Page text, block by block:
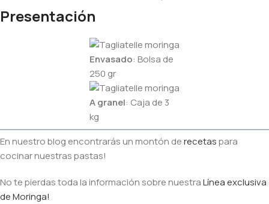
Presentación
Envasado: Bolsa de
250 gr
A granel: Caja de 3
kg
En nuestro blog encontrarás un montón derecetaspara
cocinar nuestras pastas!
No te pierdas toda la información sobre nuestraLínea exclusiva
de Moringa!